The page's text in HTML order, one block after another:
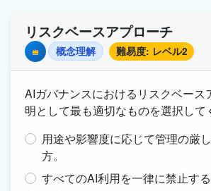
リスクベースアプローチ
Premium概念理解 難易度: レベル2
AIガバナンスにおけるリスクベース
明として最も適切なものを選択して
用途や影響度に応じて管理の厳
方。
すべてのAI利用を一律に禁止する